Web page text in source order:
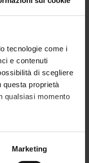
tecnologie come i
e contenuti
di scegliere
proprietà
qualsiasi momento
Marketing